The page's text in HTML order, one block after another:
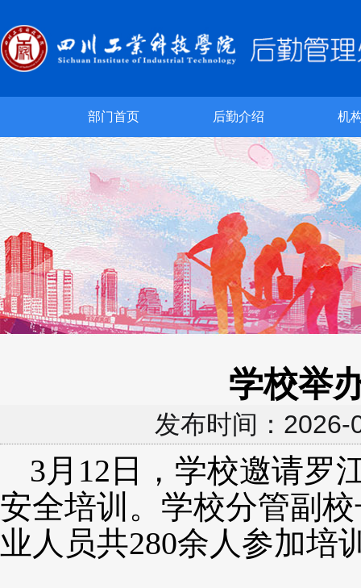
部门首页 后勤介绍 机
学校举
发布时间：
3月12日，学校邀请罗
安全培训。学校分管副
业人员共280余人参加培